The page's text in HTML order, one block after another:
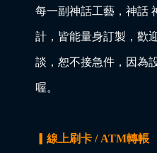
每一副神話工藝，神話
計，皆能量身訂製，歡
談，恕不接急件，因為
喔。
▎線上刷卡 / ATM轉帳